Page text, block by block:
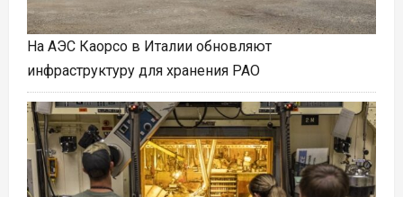
На АЭС Каорсо в Италии обновляют
инфраструктуру для хранения РАО